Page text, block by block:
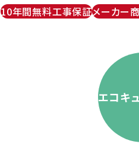
10年間無料工事保証メーカー
エコキ